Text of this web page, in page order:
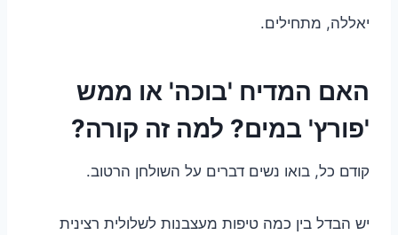
יאללה, מתחילים.
האם המדיח 'בוכה' או ממש
'פורץ' במים? למה זה קורה?
קודם כל, בואו נשים דברים על השולחן הרטוב.
יש הבדל בין כמה טיפות מעצבנות לשלולית רצינית